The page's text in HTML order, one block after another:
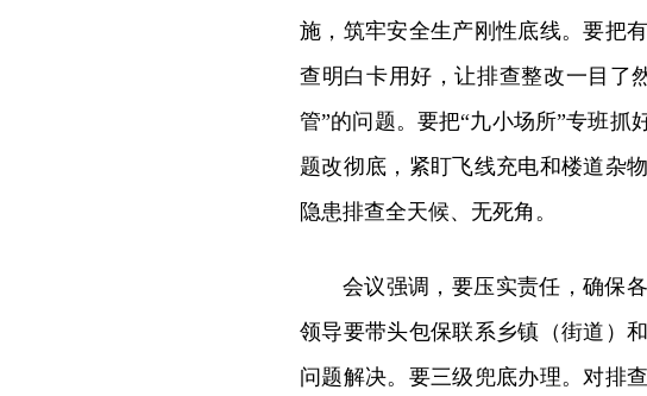
施，筑牢安全生产刚性底线。要把
查明白卡用好，让排查整改一目了
管”的问题。要把“九小场所”专班抓
题改彻底，紧盯飞线充电和楼道杂
隐患排查全天候、无死角。
会议强调，要压实责任，确保
领导要带头包保联系乡镇（街道）
问题解决。要三级兜底办理。对排